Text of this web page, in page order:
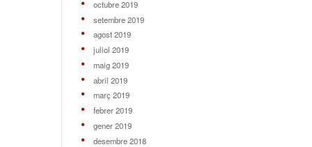
octubre 2019
setembre 2019
agost 2019
juliol 2019
maig 2019
abril 2019
març 2019
febrer 2019
gener 2019
desembre 2018